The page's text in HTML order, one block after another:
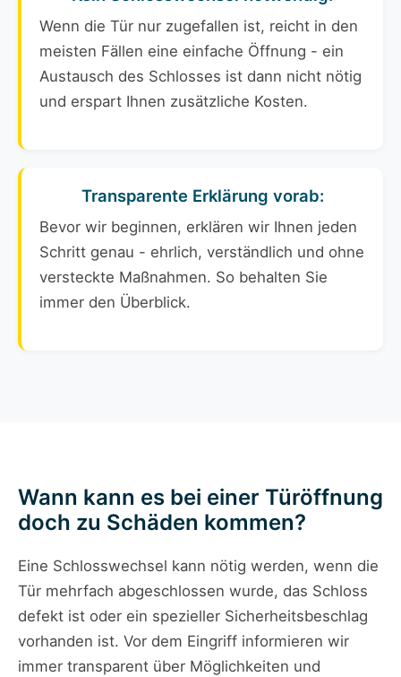
Wenn die Tür nur zugefallen ist, reicht in den
meisten Fällen eine einfache Öffnung - ein
Austausch des Schlosses ist dann nicht nötig
und erspart Ihnen zusätzliche Kosten.
Transparente Erklärung vorab:
Bevor wir beginnen, erklären wir Ihnen jeden
Schritt genau - ehrlich, verständlich und ohne
versteckte Maßnahmen. So behalten Sie
immer den Überblick.
Wann kann es bei einer Türöffnung
doch zu Schäden kommen?
Eine Schlosswechsel kann nötig werden, wenn die
Tür mehrfach abgeschlossen wurde, das Schloss
defekt ist oder ein spezieller Sicherheitsbeschlag
vorhanden ist. Vor dem Eingriff informieren wir
immer transparent über Möglichkeiten und